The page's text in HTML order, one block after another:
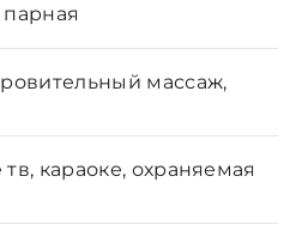
массаж,
караоке, охраняемая